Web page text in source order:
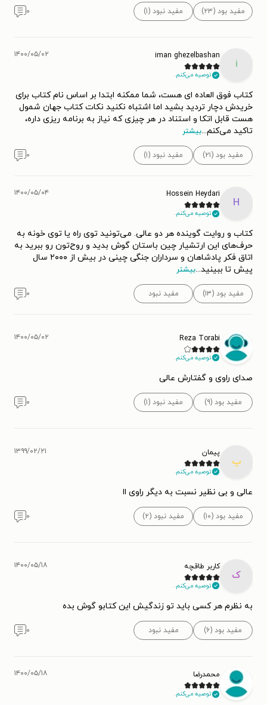
مفید بود (۲۳) مفید نبود (۱) ۰
i
iman ghezelbashan
توصیه می‌کنم.
۱۴۰۰/۰۵/۰۲
کتاب فوق العاده ای هست، شما ممکنه ابتدا بر اساس نام کتاب برای
خریدش دچار تردید بشید اما اشتباه نکنید نکات کتاب جهان شمول
هست قابل اتکا و استناد در هر چیزی که نیاز به برنامه ریزی داره،
تاکید می‌کنم...بیشتر
مفید بود (۲۱) مفید نبود (۱) ۰
H
Hossein Heydari
توصیه می‌کنم.
۱۴۰۰/۰۵/۰۴
کتاب و روایت گوینده هر دو عالی. می‌تونید توی راه یا توی خونه به
حرف‌های این ارتشیار چین باستان گوش بدید و روح‌تون رو ببرید به
اتاق فکر پادشاهان و سرداران جنگی چینی در بیش از ۲۰۰۰ سال
پیش تا ببینید...بیشتر
مفید بود (۱۳) مفید نبود ۰
Reza Torabi
توصیه می‌کنم.
۱۴۰۰/۰۵/۰۲
صدای راوی و گفتارش عالی
مفید بود (۹) مفید نبود (۱) ۰
پ
پیمان
توصیه می‌کنم.
۱۳۹۹/۰۲/۲۱
عالی و بی نظیر نسبت به دیگر راوی اا
مفید بود (۱۰) مفید نبود (۲) ۰
ک
کاربر طاقچه
توصیه می‌کنم.
۱۴۰۰/۰۵/۱۸
به نظرم هر کسی باید تو زندگیش این کتابو گوش بده
مفید بود (۶) مفید نبود ۰
محمدرضا
توصیه می‌کنم.
۱۴۰۰/۰۵/۱۸